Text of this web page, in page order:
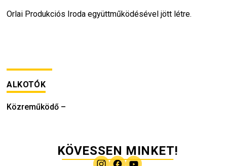
Orlai Produkciós Iroda együttműködésével jött létre.
ALKOTÓK
Közreműködő –
KÖVESSEN MINKET!